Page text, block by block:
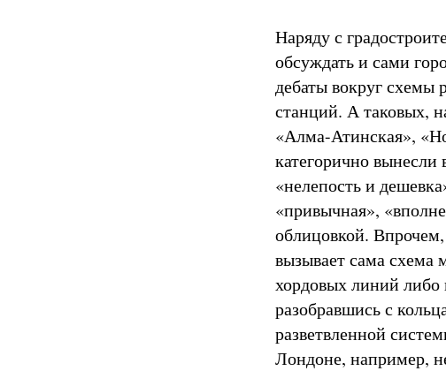
Наряду с
обсуждать и сами
дебаты вокруг схемы
станций. А таковых,
«Алма-Атинская»,
категорично вынесли
«нелепость и
«привычная»,
облицовкой.
вызывает сама схема
хордовых линий
разобравшись с
разветвленной
Лондоне, например,